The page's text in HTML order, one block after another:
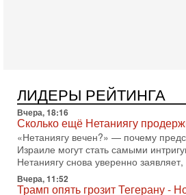
Покупатель авиакомпании
запретить полеты по субботам!
Вокруг возможной продажи
разгорается громкий конфликт.
30-07-2026, 08:16
Трамп готовит удар по Ирану -
Президент США Дональд Трамп
возможность масштабной военной
ЛИДЕРЫ РЕЙТИНГА
Вчера, 18:16
Сколько ещё Нетаниягу
«Нетаниягу вечен?» — почему
Израиле могут стать самыми
Нетаниягу снова уверенно
Вчера, 11:52
Трамп опять грозит Тегерану -